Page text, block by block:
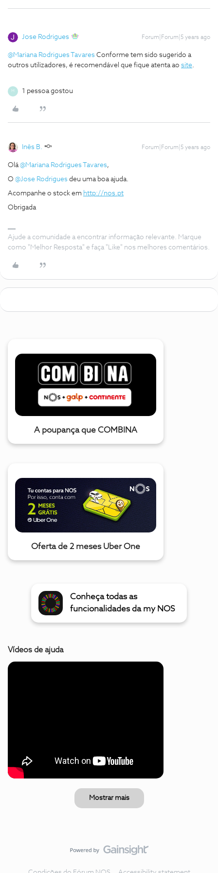
Jose Rodrigues Forum|Forum|5 years ago
@Mariana Rodrigues Tavares Conforme tem sido sugerido a
outros utilizadores, é recomendável que fique atenta ao site
M 1 pessoa gostou
Inês B. Forum|Forum|5 years ago
Olá @Mariana Rodrigues Tavares,
O @Jose Rodrigues deu uma boa ajuda.
Acompanhe o stock em http://nos.pt
Obrigada
Ajude a comunidade a encontrar informação relevante. Marque
como "Melhor Resposta" e faça "Like" nos melhores comentários.
A poupança que COMBINA
Oferta de 2 meses Uber One
Conheça todas as
funcionalidades da my NOS
Vídeos de ajuda
Mostrar mais